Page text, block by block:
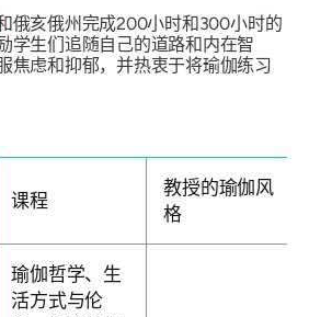
俄亥俄州完成200小时和300小时的
学生们追随自己的道路和内在智
焦虑和抑郁，并热衷于将瑜伽练习
课程
教授的瑜伽风
格
瑜伽哲学、生
活方式与伦